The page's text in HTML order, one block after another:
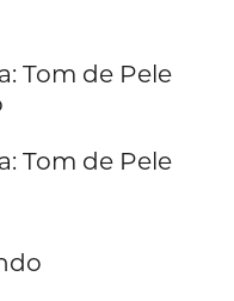
Tom de Pele
Tom de Pele